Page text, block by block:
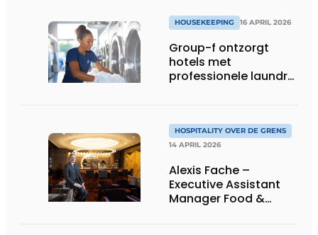
HOUSEKEEPING 16 APRIL 2026
Group-f ontzorgt
hotels met
professionele laundry
HOSPITALITY OVER DE GRENS
14 APRIL 2026
Alexis Fache –
Executive Assistant
Manager Food &